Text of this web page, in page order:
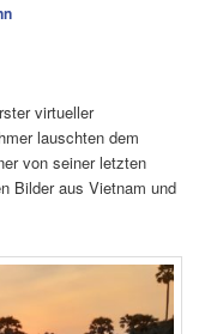
virtueller
lauschten dem
von seiner letzten
Bilder aus Vietnam und